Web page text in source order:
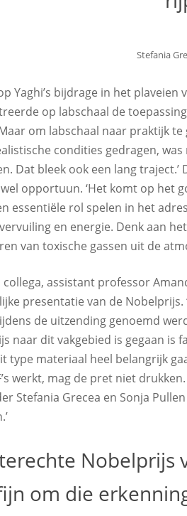
Stefania
Yaghi’s bijdrage in het plaveien
op labschaal de
om labschaal naar praktijk
condities gedragen,
Dat bleek ook een lang
opportuun. ‘Het komt op het
essentiële rol spelen in het
en energie. Denk aan
van toxische gassen uit de
collega, assistant professor
presentatie van de
de uitzending genoemd
naar dit vakgebied is gegaan is
type materiaal heel belangrijk
werkt, mag de pret niet drukken.
Stefania Grecea en Sonja
terechte
om die